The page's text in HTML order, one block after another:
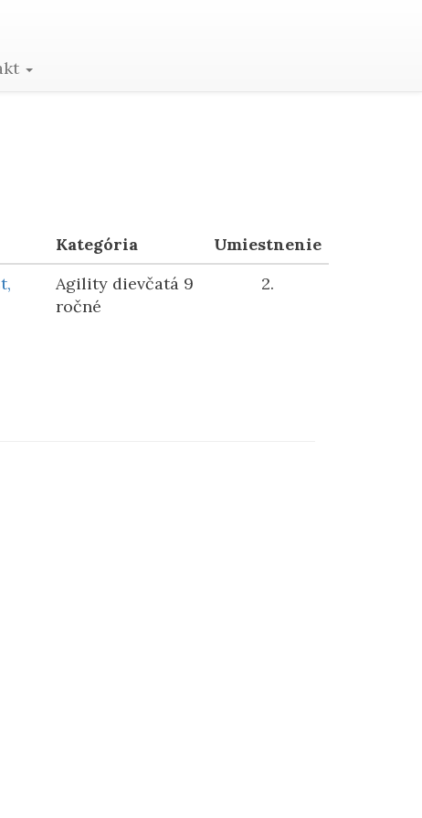
Kategória
Umiestnenie
Agility dievčatá 9
ročné
2.